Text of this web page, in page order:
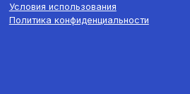
Условия использования
Политика конфиденциальности